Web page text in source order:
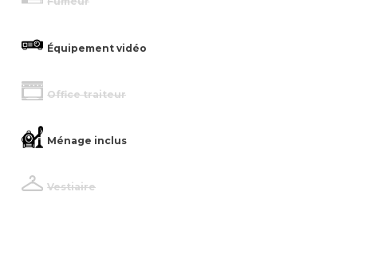
Équipement vidéo
Office traiteur
Ménage inclus
Vestiaire